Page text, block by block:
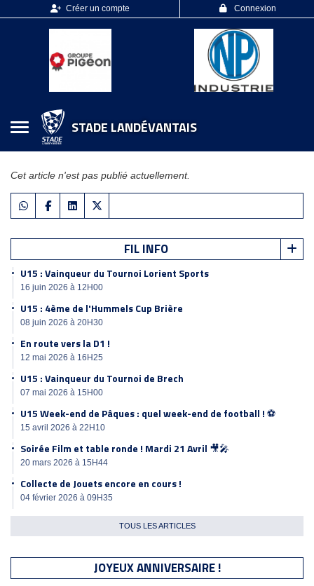
Créer un compte Connexion
STADE LANDÉVANTAIS
Cet article n'est pas publié actuellement.
FIL INFO
U15 : Vainqueur du Tournoi Lorient Sports
16 juin 2026 à 12H00
U15 : 4ème de l'Hummels Cup Brière
08 juin 2026 à 20H30
En route vers la D1 !
12 mai 2026 à 16H25
U15 : Vainqueur du Tournoi de Brech
07 mai 2026 à 15H00
U15 Week-end de Pâques : quel week-end de football ! ⚽️
15 avril 2026 à 22H10
Soirée Film et table ronde ! Mardi 21 Avril 🎥🎤
20 mars 2026 à 15H44
Collecte de Jouets encore en cours !
04 février 2026 à 09H35
TOUS LES ARTICLES
JOYEUX ANNIVERSAIRE !
Panneau de gestion des cookies